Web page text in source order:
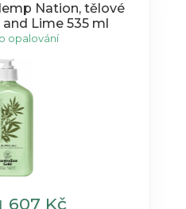
Nation, tělové
Lime 535 ml
opalování
607 Kč